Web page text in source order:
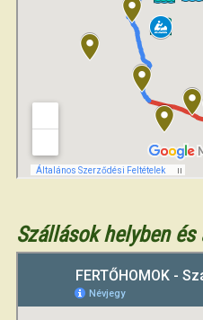
Szállások helyben és